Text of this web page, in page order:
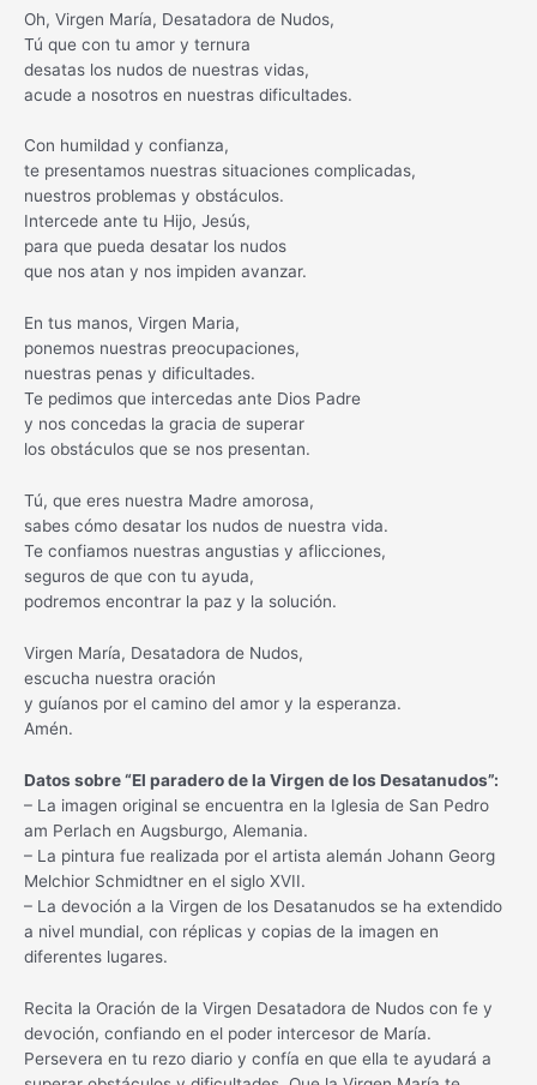
Oh, Virgen María, Desatadora de Nudos,
Tú que con tu amor y ternura
desatas los nudos de nuestras vidas,
acude a nosotros en nuestras dificultades.
Con humildad y confianza,
te presentamos nuestras situaciones complicadas,
nuestros problemas y obstáculos.
Intercede ante tu Hijo, Jesús,
para que pueda desatar los nudos
que nos atan y nos impiden avanzar.
En tus manos, Virgen Maria,
ponemos nuestras preocupaciones,
nuestras penas y dificultades.
Te pedimos que intercedas ante Dios Padre
y nos concedas la gracia de superar
los obstáculos que se nos presentan.
Tú, que eres nuestra Madre amorosa,
sabes cómo desatar los nudos de nuestra vida.
Te confiamos nuestras angustias y aflicciones,
seguros de que con tu ayuda,
podremos encontrar la paz y la solución.
Virgen María, Desatadora de Nudos,
escucha nuestra oración
y guíanos por el camino del amor y la esperanza.
Amén.
Datos sobre “El paradero de la Virgen de los Desatanudos”:
– La imagen original se encuentra en la Iglesia de San Pedro
am Perlach en Augsburgo, Alemania.
– La pintura fue realizada por el artista alemán Johann Georg
Melchior Schmidtner en el siglo XVII.
– La devoción a la Virgen de los Desatanudos se ha extendido
a nivel mundial, con réplicas y copias de la imagen en
diferentes lugares.
Recita la Oración de la Virgen Desatadora de Nudos con fe y
devoción, confiando en el poder intercesor de María.
Persevera en tu rezo diario y confía en que ella te ayudará a